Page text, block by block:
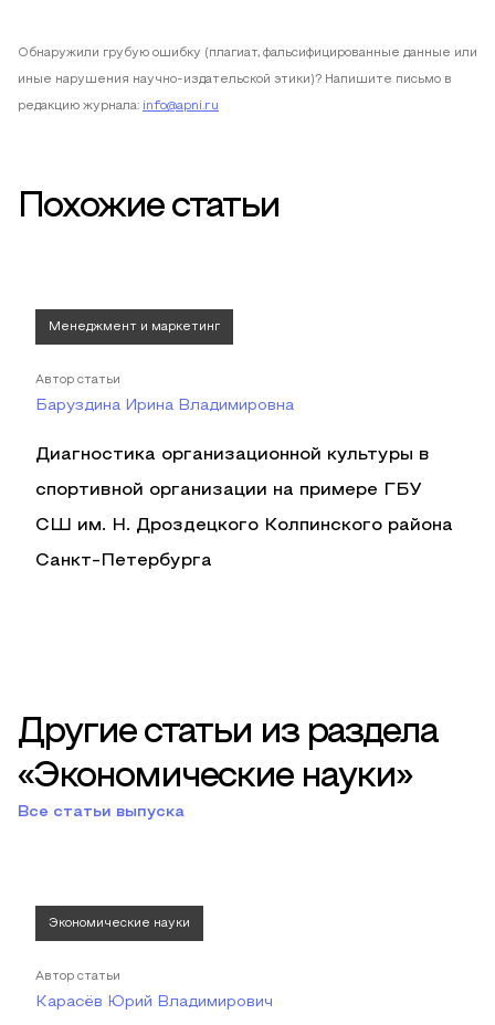
Обнаружили грубую ошибку (плагиат, фальсифицированные данные или
иные нарушения научно-издательской этики)? Напишите письмо в
редакцию журнала: info@apni.ru
Похожие статьи
Менеджмент и маркетинг
Автор статьи
Баруздина Ирина Владимировна
Диагностика организационной культуры в
спортивной организации на примере ГБУ
СШ им. Н. Дроздецкого Колпинского района
Санкт-Петербурга
Другие статьи из раздела
«Экономические науки»
Все статьи выпуска
Экономические науки
Автор статьи
Карасёв Юрий Владимирович